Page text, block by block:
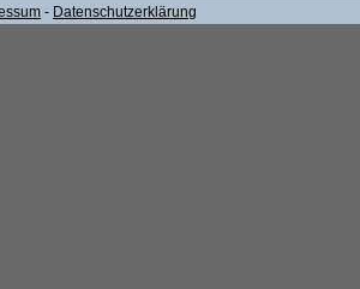
- Datenschutzerklärung